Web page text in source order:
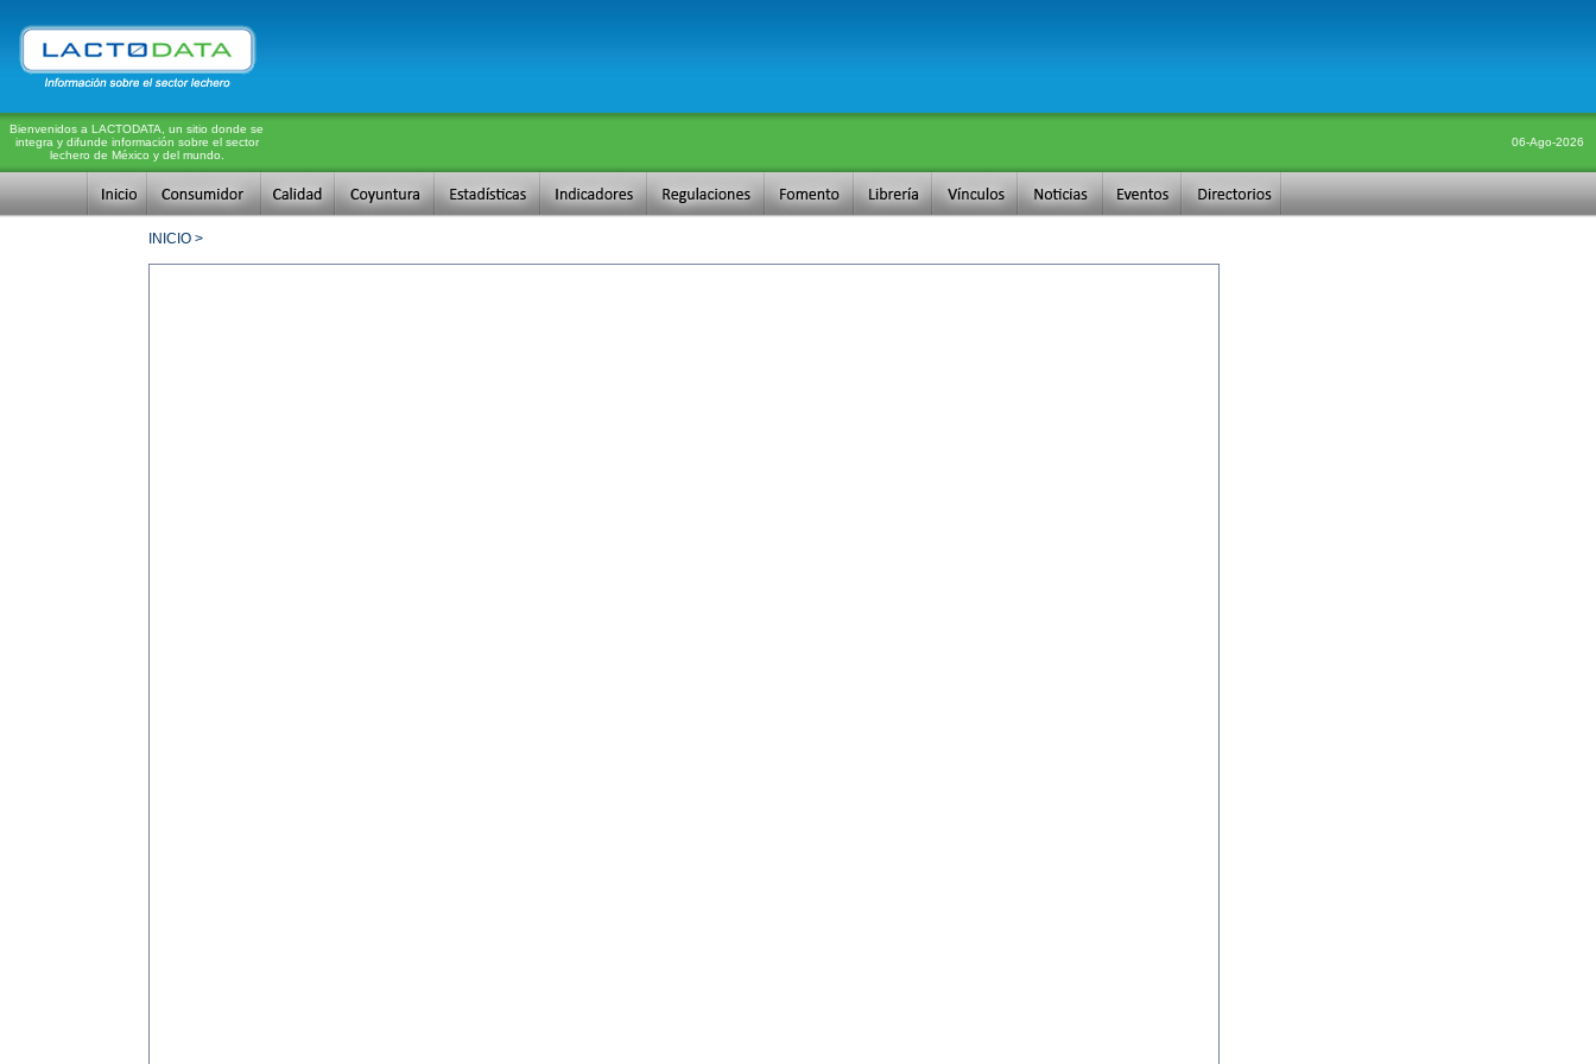
Bienvenidos a LACTODATA, un sitio donde se
integra y difunde información sobre el sector
lechero de México y del mundo.
06-Ago-2026
INICIO >